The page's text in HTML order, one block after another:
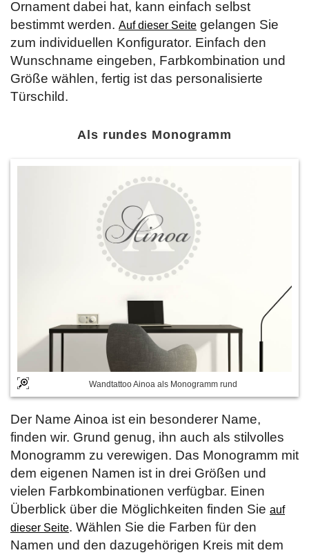
Ornament dabei hat, kann einfach selbst
bestimmt werden. Auf dieser Seite gelangen Sie
zum individuellen Konfigurator. Einfach den
Wunschname eingeben, Farbkombination und
Größe wählen, fertig ist das personalisierte
Türschild.
Als rundes Monogramm
Wandtattoo Ainoa als Monogramm rund
Der Name Ainoa ist ein besonderer Name,
finden wir. Grund genug, ihn auch als stilvolles
Monogramm zu verewigen. Das Monogramm mit
dem eigenen Namen ist in drei Größen und
vielen Farbkombinationen verfügbar. Einen
Überblick über die Möglichkeiten finden Sie auf
dieser Seite. Wählen Sie die Farben für den
Namen und den dazugehörigen Kreis mit dem